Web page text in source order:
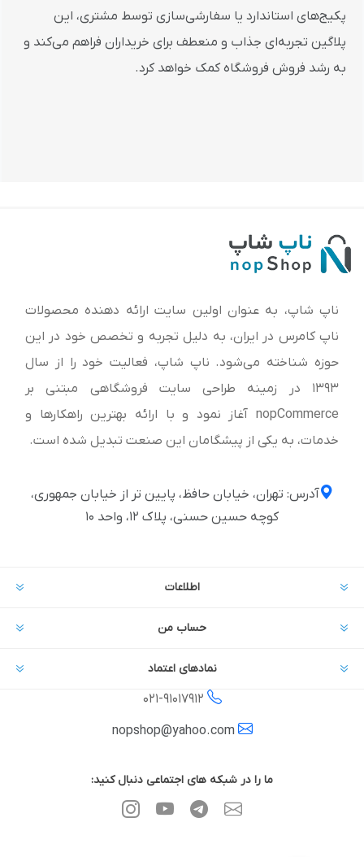
پکیج‌های استاندارد یا سفارشی‌سازی توسط مشتری، این
پلاگین تجربه‌ای جذاب و منعطف برای خریداران فراهم می‌کند و
به رشد فروش فروشگاه کمک خواهد کرد.
ناپ شاپ، به عنوان اولین سایت ارائه‌ دهنده محصولات
ناپ کامرس در ایران، به دلیل تجربه و تخصص خود در این
حوزه شناخته می‌شود. ناپ شاپ، فعالیت خود را از سال
1393 در زمینه طراحی سایت فروشگاهی مبتنی بر
nopCommerce آغاز نمود و با ارائه بهترین راهکارها و
خدمات، به یکی از پیشگامان این صنعت تبدیل شده است.
آدرس: تهران، خیابان حافظ، پایین تر از خیابان جمهوری،
کوچه حسین حسنی، پلاک ۱۲، واحد ۱۰
اطلاعات
حساب من
نمادهای اعتماد
021-91017912
ما را در شبکه های اجتماعی دنبال کنید: